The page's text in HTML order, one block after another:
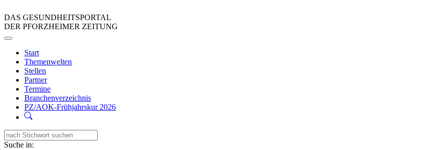
DAS GESUNDHEITSPORTAL
DER PFORZHEIMER ZEITUNG
Start
Themenwelten
Stellen
Partner
Termine
Branchenverzeichnis
PZ/AOK-Frühjahrskur 2026
Suche in: